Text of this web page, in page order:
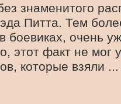
знаменитого
Питта. Тем
боевиках, очень
этот факт не мог
которые взяли ...